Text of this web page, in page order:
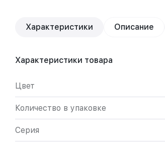
Характеристики Описание
Характеристики товара
Цвет
Количество в упаковке
Серия